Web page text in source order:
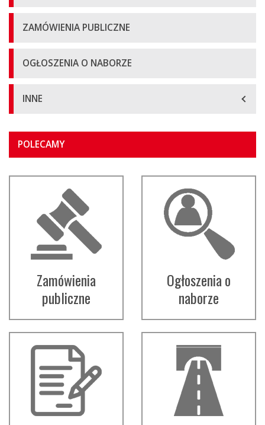
ZAMÓWIENIA PUBLICZNE
OGŁOSZENIA O NABORZE
INNE
treść
strony
POLECAMY
Zamówienia
publiczne
Ogłoszenia o
naborze